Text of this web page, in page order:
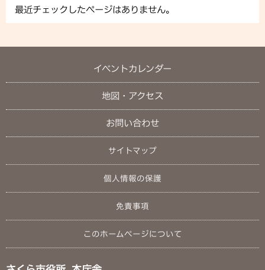
最近チェックしたページはありません。
イベントカレンダー
地図・アクセス
お問い合わせ
サイトマップ
個人情報の保護
免責事項
このホームページについて